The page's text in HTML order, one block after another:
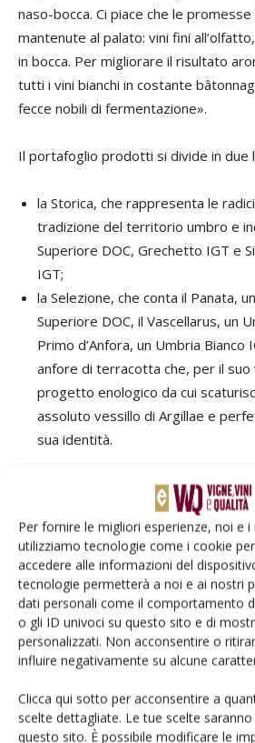
Per fornire le migliori esperienze, noi e
utilizziamo tecnologie come i cookie
accedere alle informazioni del
tecnologie permetterà a noi e ai nostri
dati personali come il comportamento
o gli ID univoci su questo sito e di
personalizzati. Non acconsentire o
influire negativamente su alcune
Clicca qui sotto per acconsentire a
scelte dettagliate. Le tue scelte
questo sito. È possibile modificare le
naso-bocca. Ci piace che le
mantenute al palato: vini fini
in bocca. Per migliorare il risultato
tutti i vini bianchi in costante
fecce nobili di fermentazione».
Il portafoglio prodotti si divide in due
la Storica, che rappresenta le
tradizione del territorio umbro e
Superiore DOC, Grechetto IGT e
IGT;
la Selezione, che conta il Panata,
Superiore DOC, il Vascellarus, un
Primo d’Anfora, un Umbria Bianco
anfore di terracotta che, per il suo
progetto enologico da cui
assoluto vessillo di Argillae e
sua identità.
Dall'argilla all'argilla